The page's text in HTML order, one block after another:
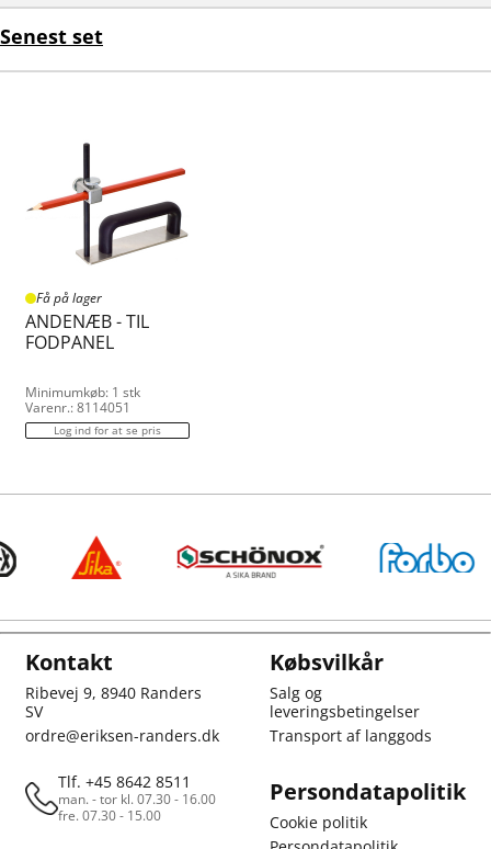
Senest set
Få på lager
ANDENÆB - TIL
FODPANEL
Minimumkøb: 1 stk
Varenr.: 8114051
Log ind for at se pris
Kontakt
Ribevej 9, 8940 Randers
SV
ordre@eriksen-randers.dk
Tlf. +45 8642 8511
man. - tor kl. 07.30 - 16.00
fre. 07.30 - 15.00
Købsvilkår
Salg og
leveringsbetingelser
Transport af langgods
Persondatapolitik
Cookie politik